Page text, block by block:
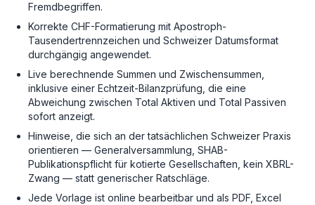
Fremdbegriffen.
Korrekte CHF-Formatierung mit Apostroph-
Tausendertrennzeichen und Schweizer Datumsformat
durchgängig angewendet.
Live berechnende Summen und Zwischensummen,
inklusive einer Echtzeit-Bilanzprüfung, die eine
Abweichung zwischen Total Aktiven und Total Passiven
sofort anzeigt.
Hinweise, die sich an der tatsächlichen Schweizer Praxis
orientieren — Generalversammlung, SHAB-
Publikationspflicht für kotierte Gesellschaften, kein XBRL-
Zwang — statt generischer Ratschläge.
Jede Vorlage ist online bearbeitbar und als PDF, Excel